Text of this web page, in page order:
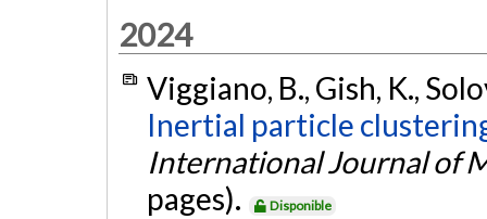
2024
Viggiano, B., Gish, K.,
Inertial particle
International Journal of
pages).
Disponible